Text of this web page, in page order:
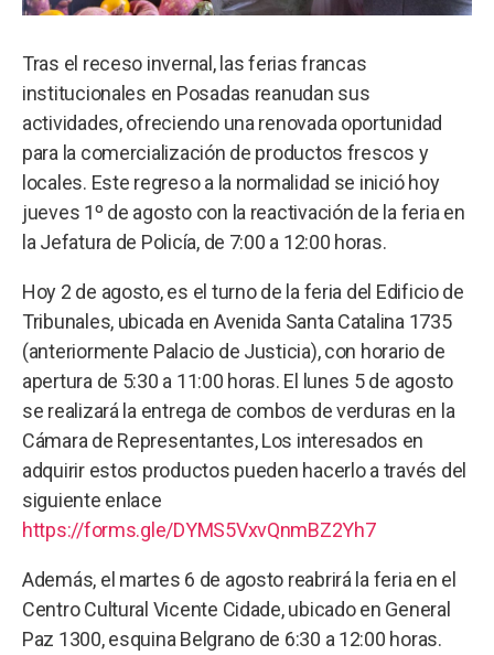
Tras el receso invernal, las ferias francas
institucionales en Posadas reanudan sus
actividades, ofreciendo una renovada oportunidad
para la comercialización de productos frescos y
locales. Este regreso a la normalidad se inició hoy
jueves 1º de agosto con la reactivación de la feria en
la Jefatura de Policía, de 7:00 a 12:00 horas.
Hoy 2 de agosto, es el turno de la feria del Edificio de
Tribunales, ubicada en Avenida Santa Catalina 1735
(anteriormente Palacio de Justicia), con horario de
apertura de 5:30 a 11:00 horas. El lunes 5 de agosto
se realizará la entrega de combos de verduras en la
Cámara de Representantes, Los interesados en
adquirir estos productos pueden hacerlo a través del
siguiente enlace
https://forms.gle/DYMS5VxvQnmBZ2Yh7
Además, el martes 6 de agosto reabrirá la feria en el
Centro Cultural Vicente Cidade, ubicado en General
Paz 1300, esquina Belgrano de 6:30 a 12:00 horas.